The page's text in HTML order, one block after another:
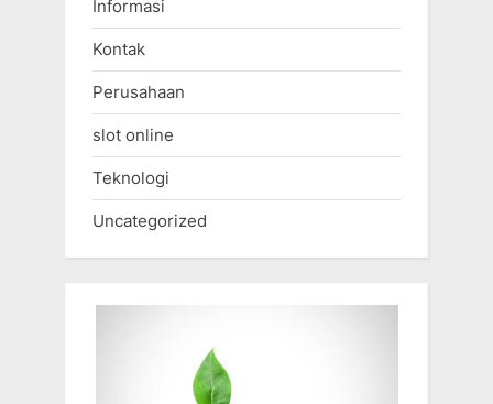
Informasi
Kontak
Perusahaan
slot online
Teknologi
Uncategorized